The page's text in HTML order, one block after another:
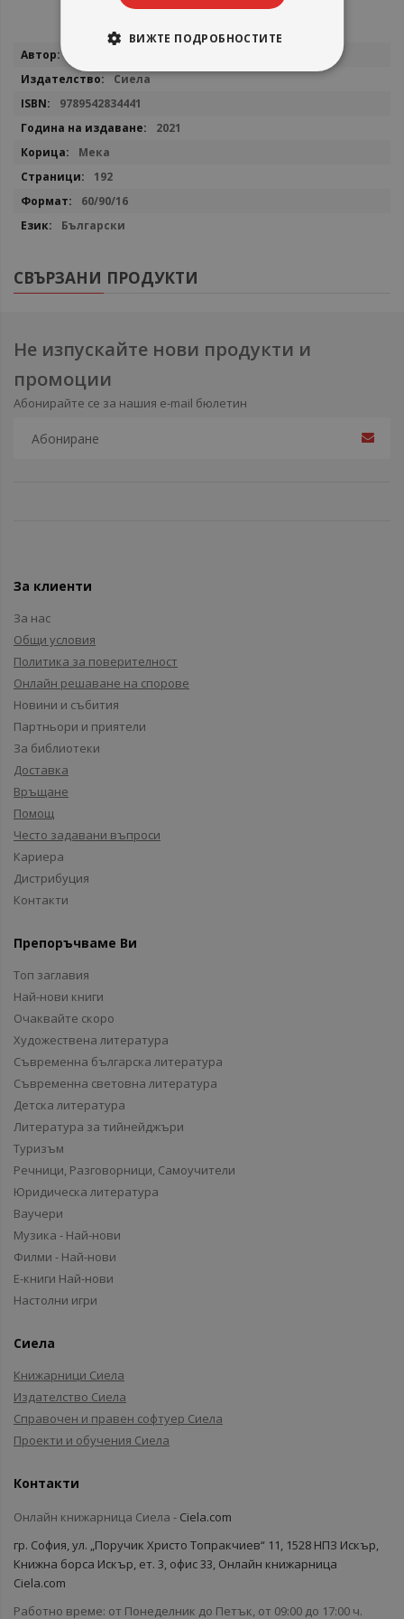
Повече
информация
Сиела
9789542834441
2021
Мека
192
60/90/16
Български
СВЪРЗАНИ ПРОДУКТИ
Не изпускайте нови продукти и
промоции
Абонирайте се за нашия e-mail бюлетин
За клиенти
За нас
Общи условия
Политика за поверителност
Онлайн решаване на спорове
Новини и събития
Партньори и приятели
За библиотеки
Доставка
Връщане
Помощ
Често задавани въпроси
Кариера
Дистрибуция
Контакти
Препоръчваме Ви
Топ заглавия
Най-нови книги
Очаквайте скоро
Художествена литература
Съвременна българска литература
Съвременна световна литература
Детска литература
Литература за тийнейджъри
Туризъм
Речници, Разговорници, Самоучители
Юридическа литература
Ваучери
Музика - Най-нови
Филми - Най-нови
Е-книги Най-нови
Настолни игри
Сиела
Книжарници Сиела
Издателство Сиела
Справочен и правен софтуер Сиела
Проекти и обучения Сиела
Контакти
Онлайн книжарница Сиела - Ciela.com
гр. София, ул. „Поручик Христо Топракчиев“ 11, 1528 НПЗ Искър,
Книжна борса Искър, ет. 3, офис 33, Онлайн книжарница
Ciela.com
Работно време: от Понеделник до Петък, от 09:00 до 17:00 ч.
ВИЖТЕ ПОДРОБНОСТИТЕ